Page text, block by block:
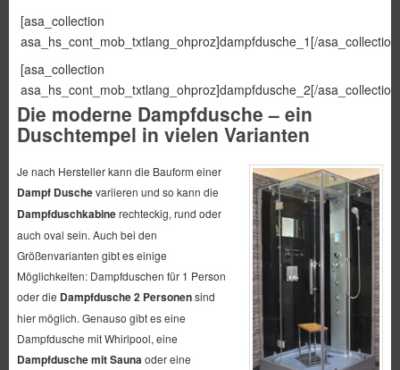
[asa_collection
asa_hs_cont_mob_txtlang_ohproz]dampfdusche_1[/
[asa_collection
asa_hs_cont_mob_txtlang_ohproz]dampfdusche_2[/
Die moderne Dampfdusche – ein
Duschtempel in vielen Varianten
Je nach Hersteller kann die Bauform einer
Dampf Duschevariieren und so kann die
Dampfduschkabinerechteckig, rund oder
auch oval sein. Auch bei den
Größenvarianten gibt es einige
Möglichkeiten: Dampfduschen für 1 Person
oder die Dampfdusche 2 Personensind
hier möglich. Genauso gibt es eine
Dampfdusche mit Whirlpool, eine
Dampfdusche mit Sauna oder eine